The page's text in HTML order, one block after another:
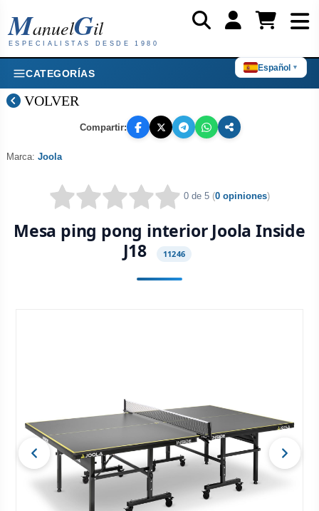
Español ▼
ManuelGil
ESPECIALISTAS DESDE 1980
CATEGORÍAS
VOLVER
Compartir:
0 de 5 (0 opiniones)
Mesa ping pong interior Joola Inside
J18
11246
Marca: Joola